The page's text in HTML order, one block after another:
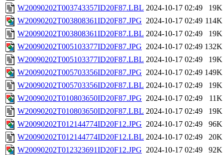
W20090202T003743357ID20F87.LBL 2024-10-17 02:49
19K
W20090202T003808361ID20F87.JPG 2024-10-17 02:49 114K
W20090202T003808361ID20F87.LBL 2024-10-17 02:49
19K
W20090202T005103377ID20F87.JPG 2024-10-17 02:49 132K
W20090202T005103377ID20F87.LBL 2024-10-17 02:49
19K
W20090202T005703356ID20F87.JPG 2024-10-17 02:49 149K
W20090202T005703356ID20F87.LBL 2024-10-17 02:49
19K
W20090202T010803650ID20F87.JPG 2024-10-17 02:49
11K
W20090202T010803650ID20F87.LBL 2024-10-17 02:49
19K
W20090202T012144774ID20F12.JPG 2024-10-17 02:49
96K
W20090202T012144774ID20F12.LBL 2024-10-17 02:49
20K
W20090202T012323691ID20F12.JPG 2024-10-17 02:49 92K